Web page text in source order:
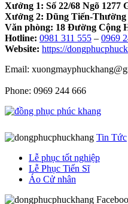
Xưởng 1: Số 22/68 Ngõ 1277
Xưởng 2: Dũng Tiến-
Văn phòng: 18 Đường Cộng
Hotline: 0981 311 555 – 0969
Website: https://
Email:
Phone: 0969 244 666
Tin Tức
Lễ phục tốt nghiệp
Lễ Phục Tiến Sĩ
Áo Cử nhân